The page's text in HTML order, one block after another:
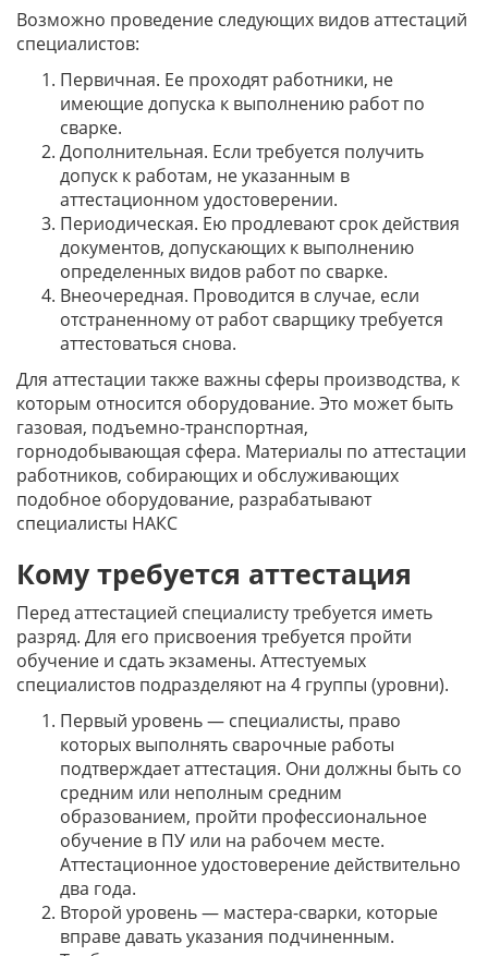
Возможно проведение следующих видов аттестаций
специалистов:
Первичная. Ее проходят работники, не
имеющие допуска к выполнению работ по
сварке.
Дополнительная. Если требуется получить
допуск к работам, не указанным в
аттестационном удостоверении.
Периодическая. Ею продлевают срок действия
документов, допускающих к выполнению
определенных видов работ по сварке.
Внеочередная. Проводится в случае, если
отстраненному от работ сварщику требуется
аттестоваться снова.
Для аттестации также важны сферы производства, к
которым относится оборудование. Это может быть
газовая, подъемно-транспортная,
горнодобывающая сфера. Материалы по аттестации
работников, собирающих и обслуживающих
подобное оборудование, разрабатывают
специалисты НАКС
Кому требуется аттестация
Перед аттестацией специалисту требуется иметь
разряд. Для его присвоения требуется пройти
обучение и сдать экзамены. Аттестуемых
специалистов подразделяют на 4 группы (уровни).
Первый уровень — специалисты, право
которых выполнять сварочные работы
подтверждает аттестация. Они должны быть со
средним или неполным средним
образованием, пройти профессиональное
обучение в ПУ или на рабочем месте.
Аттестационное удостоверение действительно
два года.
Второй уровень — мастера-сварки, которые
вправе давать указания подчиненным.